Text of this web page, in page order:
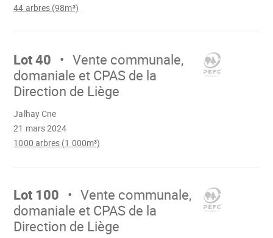
44 arbres (98m³)
Aller
Lot 40
Vente communale,
domaniale et CPAS de la
Direction de Liège
21 mars 2024
Jalhay Cne
1000 arbres (1 000m³)
Aller
Lot 100
Vente communale,
domaniale et CPAS de la
Direction de Liège